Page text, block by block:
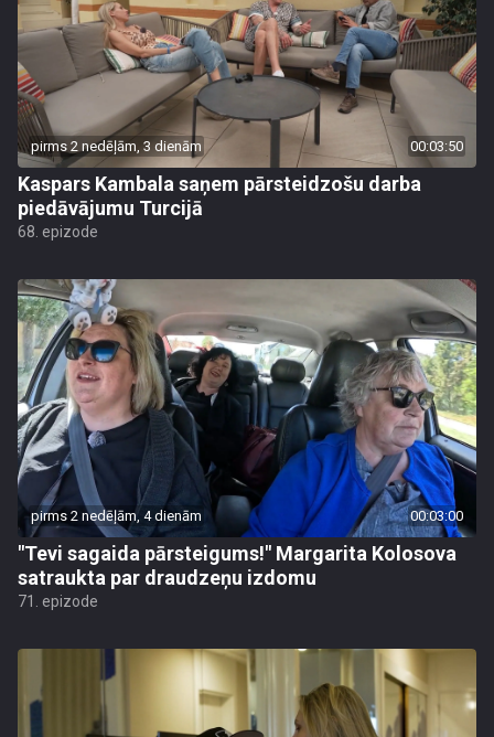
pirms 2 nedēļām, 3 dienām 00:03:50
Kaspars Kambala saņem pārsteidzošu darba
piedāvājumu Turcijā
68. epizode
pirms 2 nedēļām, 4 dienām 00:03:00
"Tevi sagaida pārsteigums!" Margarita Kolosova
satraukta par draudzeņu izdomu
71. epizode